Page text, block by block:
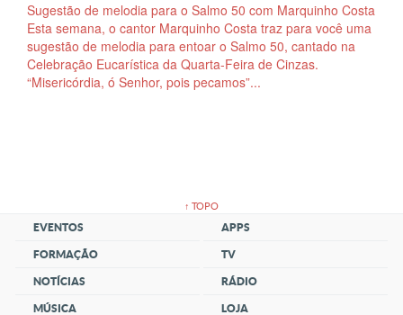
Sugestão de melodia para o Salmo 50 com Marquinho Costa
Esta semana, o cantor Marquinho Costa traz para você uma
sugestão de melodia para entoar o Salmo 50, cantado na
Celebração Eucarística da Quarta-Feira de Cinzas.
“Misericórdia, ó Senhor, pois pecamos”...
↑ TOPO
EVENTOS
FORMAÇÃO
NOTÍCIAS
MÚSICA
APPS
TV
RÁDIO
LOJA